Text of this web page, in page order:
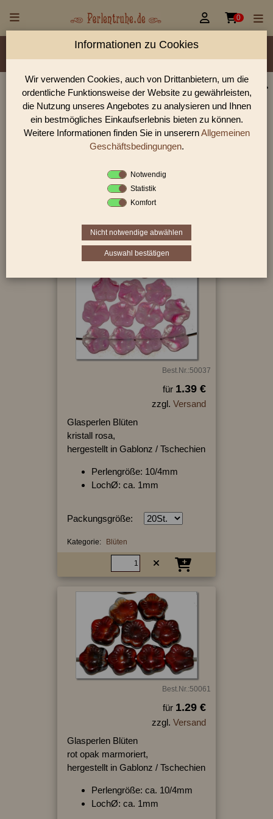
 0
Material/Glassorte Sorte/Form Farbe
Größen
Lochdurchmesser
Perlen Shop für gedrückte Perlen Blüten & Blätter
In unserem Perlen Shop finden sie zahlreich gedrückte Perlen
Blüten & Blätter und viele weiter Glasperlen.
Sie befinden sich in folgender Kategorie:
gedrückte Perlen|Blüten & Blätter
Best.Nr.:50037
für 1.39 €
zzgl. Versand
Glasperlen Blüten
kristall rosa,
hergestellt in Gablonz / Tschechien
Perlengröße: 10/4mm
LochØ: ca. 1mm
Packungsgröße:
Kategorie: Blüten
Best.Nr.:50061
für 1.29 €
zzgl. Versand
Glasperlen Blüten
rot opak marmoriert,
hergestellt in Gablonz / Tschechien
Perlengröße: ca. 10/4mm
LochØ: ca. 1mm
Informationen zu Cookies
Wir verwenden Cookies, auch von Drittanbietern, um die
ordentliche Funktionsweise der Website zu gewährleisten,
die Nutzung unseres Angebotes zu analysieren und Ihnen
ein bestmögliches Einkaufserlebnis bieten zu können.
Weitere Informationen finden Sie in unserernAllgemeinen
Geschäftsbedingungen.
Notwendig
Statistik
Komfort
Nicht notwendige abwählen
Auswahl bestätigen